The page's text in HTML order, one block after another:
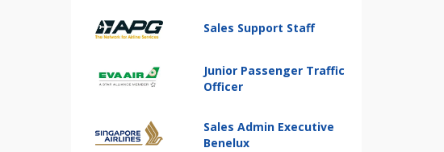
Sales Support Staff
Junior Passenger Traffic
Officer
Sales Admin Executive
Benelux